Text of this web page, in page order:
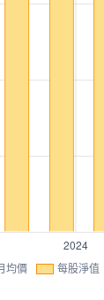
均價 每股淨值